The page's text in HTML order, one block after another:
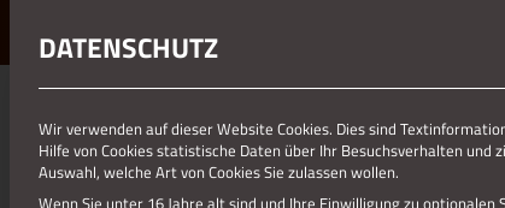
01.01.1970
DORFF – ST. MARIA
DATENSCHUTZ
Wir verwenden auf dieser Website Cookies. Dies sind
Hilfe von Cookies statistische Daten über Ihr Besuchsverhalten
Auswahl, welche Art von Cookies Sie zulassen wollen.
Wenn Sie unter 16 Jahre alt sind und Ihre Einwilligung zu